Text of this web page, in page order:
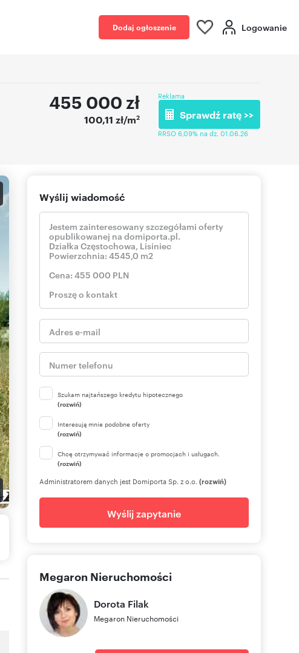
Dodaj ogłoszenie Logowanie
455 000 zł
100,11 zł/m2
Reklama
Sprawdź ratę >>
RRSO 6,09% na dz. 01.06.26
Wyślij wiadomość
Szukam najtańszego kredytu hipotecznego
(rozwiń)
Interesują mnie podobne oferty
(rozwiń)
Chcę otrzymywać informacje o promocjach i usługach.
(rozwiń)
Administratorem danych jest Domiporta Sp. z o.o. (rozwiń)
Wyślij zapytanie
Megaron Nieruchomości
Dorota Filak
Megaron Nieruchomości